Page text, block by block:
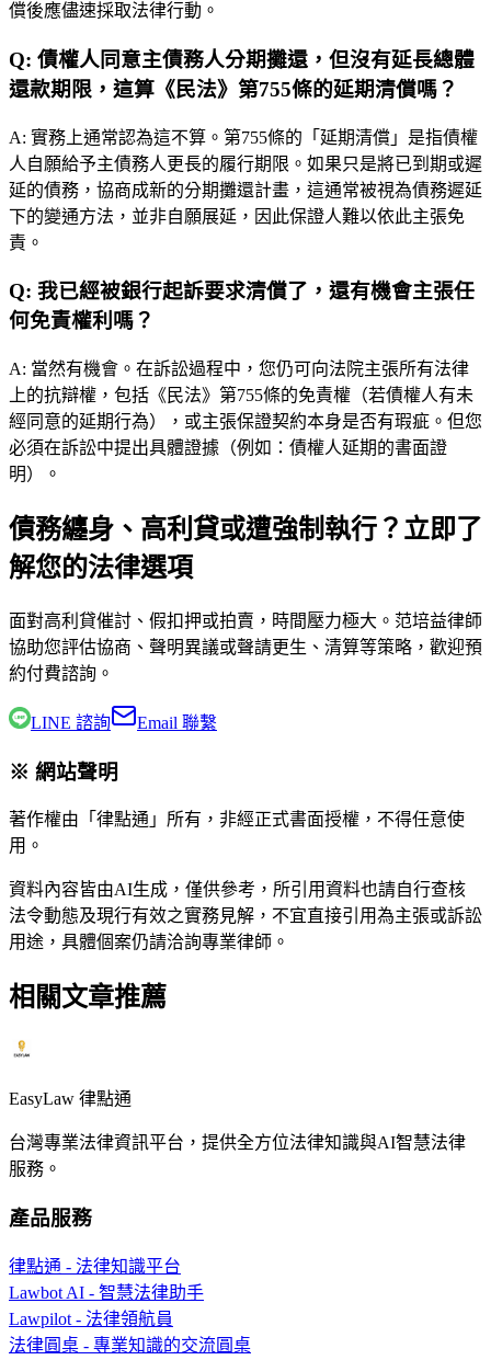
償後應儘速採取法律行動。
Q: 債權人同意主債務人分期攤還，但沒有延長總體
還款期限，這算《民法》第755條的延期清償嗎？
A: 實務上通常認為這不算。第755條的「延期清償」是指債權
人自願給予主債務人更長的履行期限。如果只是將已到期或遲
延的債務，協商成新的分期攤還計畫，這通常被視為債務遲延
下的變通方法，並非自願展延，因此保證人難以依此主張免
責。
Q: 我已經被銀行起訴要求清償了，還有機會主張任
何免責權利嗎？
A: 當然有機會。在訴訟過程中，您仍可向法院主張所有法律
上的抗辯權，包括《民法》第755條的免責權（若債權人有未
經同意的延期行為），或主張保證契約本身是否有瑕疵。但您
必須在訴訟中提出具體證據（例如：債權人延期的書面證
明）。
債務纏身、高利貸或遭強制執行？立即了
解您的法律選項
面對高利貸催討、假扣押或拍賣，時間壓力極大。 范培益律師
協助您評估協商、聲明異議或聲請更生、清算等策略，歡迎預
約付費諮詢。
LINE 諮詢 Email 聯繫
※ 網站聲明
著作權由「律點通」所有，非經正式書面授權，不得任意使
用。
資料內容皆由AI生成，僅供參考，所引用資料也請自行查核
法令動態及現行有效之實務見解，不宜直接引用為主張或訴訟
用途，具體個案仍請洽詢專業律師。
相關文章推薦
EasyLaw 律點通
台灣專業法律資訊平台，提供全方位法律知識與AI智慧法律
服務。
產品服務
律點通 - 法律知識平台
Lawbot AI - 智慧法律助手
Lawpilot - 法律領航員
法律圓桌 - 專業知識的交流圓桌